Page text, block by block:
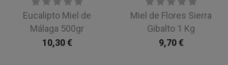
Eucalipto Miel de
Málaga 500gr
10,30€
Miel de Flores Sierra
Gibalto 1 Kg
9,70€